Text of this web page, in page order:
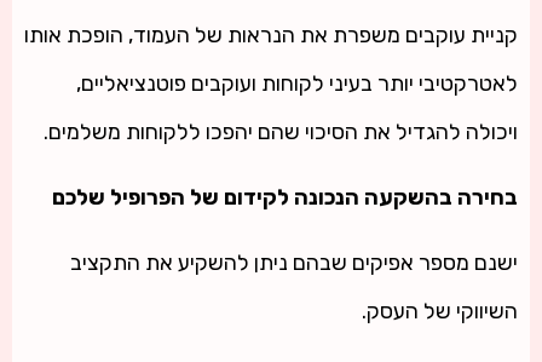
קניית עוקבים משפרת את הנראות של העמוד, הופכת אותו
לאטרקטיבי יותר בעיני לקוחות ועוקבים פוטנציאליים,
ויכולה להגדיל את הסיכוי שהם יהפכו ללקוחות משלמים.
בחירה בהשקעה הנכונה לקידום של הפרופיל שלכם
ישנם מספר אפיקים שבהם ניתן להשקיע את התקציב
השיווקי של העסק.